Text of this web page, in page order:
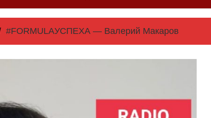
#FORMULAУСПЕХА — Валерий Макаров